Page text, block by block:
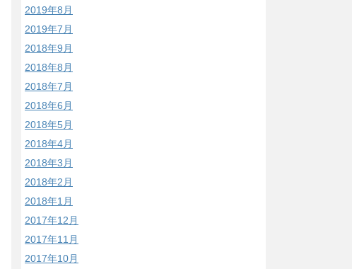
2019年8月
2019年7月
2018年9月
2018年8月
2018年7月
2018年6月
2018年5月
2018年4月
2018年3月
2018年2月
2018年1月
2017年12月
2017年11月
2017年10月